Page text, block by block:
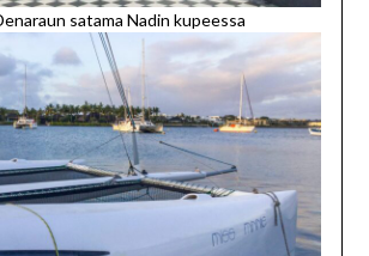
satama Nadin kupeessa